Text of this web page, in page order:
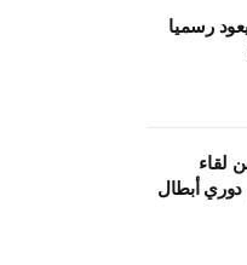
رسميا
لقاء
أبطال